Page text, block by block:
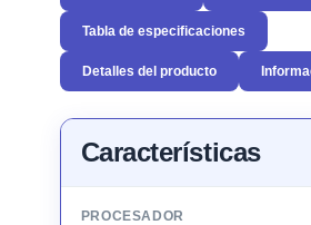
Tabla de especificaciones
Detalles del producto
Características
PROCESADOR